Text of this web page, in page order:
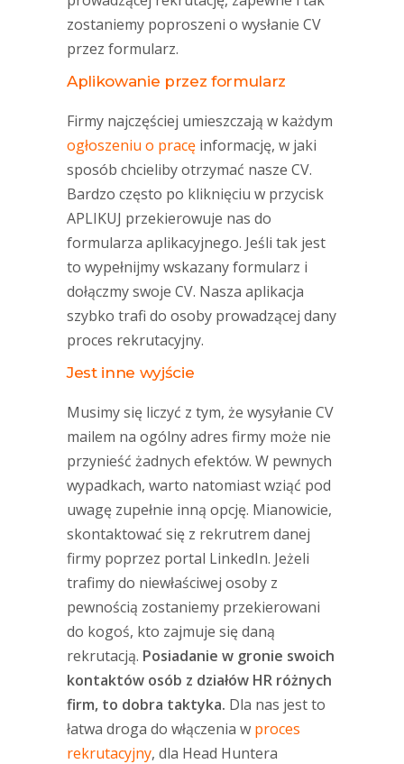
zostaniemy poproszeni o wysłanie CV
przez formularz.
Aplikowanie przez formularz
Firmy najczęściej umieszczają w każdym
ogłoszeniu o pracę informację, w jaki
sposób chcieliby otrzymać nasze CV.
Bardzo często po kliknięciu w przycisk
APLIKUJ przekierowuje nas do
formularza aplikacyjnego. Jeśli tak jest
to wypełnijmy wskazany formularz i
dołączmy swoje CV. Nasza aplikacja
szybko trafi do osoby prowadzącej dany
proces rekrutacyjny.
Jest inne wyjście
Musimy się liczyć z tym, że wysyłanie CV
mailem na ogólny adres firmy może nie
przynieść żadnych efektów. W pewnych
wypadkach, warto natomiast wziąć pod
uwagę zupełnie inną opcję. Mianowicie,
skontaktować się z rekrutrem danej
firmy poprzez portal LinkedIn. Jeżeli
trafimy do niewłaściwej osoby z
pewnością zostaniemy przekierowani
do kogoś, kto zajmuje się daną
rekrutacją. Posiadanie w gronie swoich
kontaktów osób z działów HR różnych
firm, to dobra taktyka. Dla nas jest to
łatwa droga do włączenia w proces
rekrutacyjny, dla Head Huntera